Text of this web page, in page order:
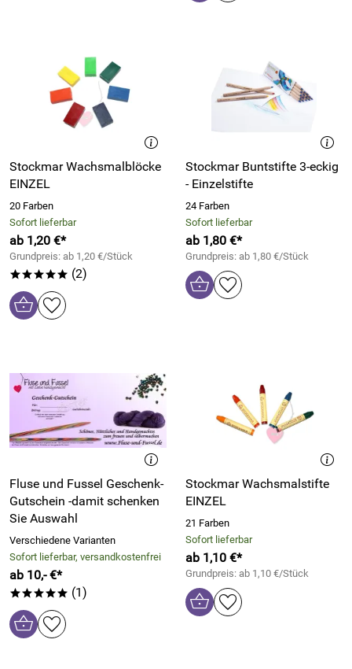
Stockmar Wachsmalblöcke
EINZEL
20 Farben
Sofort lieferbar
ab 1,20 €*
Grundpreis: ab 1,20 €/Stück
***** (2)
Stockmar Buntstifte 3-eckig
- Einzelstifte
24 Farben
Sofort lieferbar
ab 1,80 €*
Grundpreis: ab 1,80 €/Stück
Fluse und Fussel Geschenk-
Gutschein -damit schenken
Sie Auswahl
Verschiedene Varianten
Sofort lieferbar, versandkostenfrei
ab 10,- €*
***** (1)
Stockmar Wachsmalstifte
EINZEL
21 Farben
Sofort lieferbar
ab 1,10 €*
Grundpreis: ab 1,10 €/Stück